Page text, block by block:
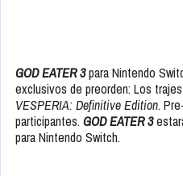
GOD EATER 3para Nintendo
exclusivos de preorden: Los
VESPERIA: Definitive Edition.
participantes. GOD EATER 3
para Nintendo Switch.